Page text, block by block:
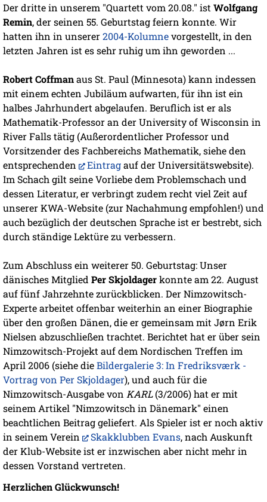
Der dritte in unserem "Quartett vom 20.08." ist Wolfgang
Remin, der seinen 55. Geburtstag feiern konnte. Wir
hatten ihn in unserer2004-Kolumnevorgestellt, in den
letzten Jahren ist es sehr ruhig um ihn geworden ...
Robert Coffmanaus St. Paul (Minnesota) kann indessen
mit einem echten Jubiläum aufwarten, für ihn ist ein
halbes Jahrhundert abgelaufen. Beruflich ist er als
Mathematik-Professor an der University of Wisconsin in
River Falls tätig (Außerordentlicher Professor und
Vorsitzender des Fachbereichs Mathematik, siehe den
entsprechenden
Eintragauf der Universitätswebsite).
Im Schach gilt seine Vorliebe dem Problemschach und
dessen Literatur, er verbringt zudem recht viel Zeit auf
unserer KWA-Website (zur Nachahmung empfohlen!) und
auch bezüglich der deutschen Sprache ist er bestrebt, sich
durch ständige Lektüre zu verbessern.
Zum Abschluss ein weiterer 50. Geburtstag: Unser
dänisches Mitglied Per Skjoldagerkonnte am 22. August
auf fünf Jahrzehnte zurückblicken. Der Nimzowitsch-
Experte arbeitet offenbar weiterhin an einer Biographie
über den großen Dänen, die er gemeinsam mit Jørn Erik
Nielsen abzuschließen trachtet. Berichtet hat er über sein
Nimzowitsch-Projekt auf dem Nordischen Treffen im
April 2006 (siehe dieBildergalerie 3: In Fredriksværk -
Vortrag von Per Skjoldager), und auch für die
Nimzowitsch-Ausgabe von KARL(3/2006) hat er mit
seinem Artikel "Nimzowitsch in Dänemark" einen
beachtlichen Beitrag geliefert. Als Spieler ist er noch aktiv
in seinem Verein
Skakklubben Evans, nach Auskunft
der Klub-Website ist er inzwischen aber nicht mehr in
dessen Vorstand vertreten.
Herzlichen Glückwunsch!